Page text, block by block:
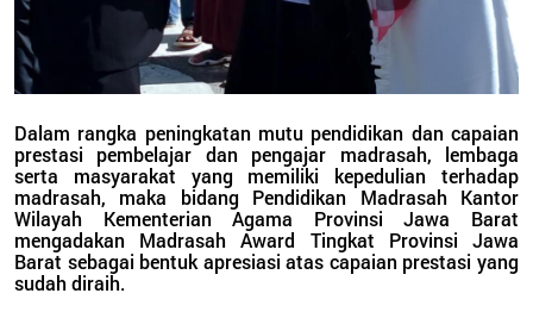
Dalam rangka peningkatan mutu pendidikan dan capaian
prestasi pembelajar dan pengajar madrasah, lembaga
serta masyarakat yang memiliki kepedulian terhadap
madrasah, maka bidang Pendidikan Madrasah Kantor
Wilayah Kementerian Agama Provinsi Jawa Barat
mengadakan Madrasah Award Tingkat Provinsi Jawa
Barat sebagai bentuk apresiasi atas capaian prestasi yang
sudah diraih.